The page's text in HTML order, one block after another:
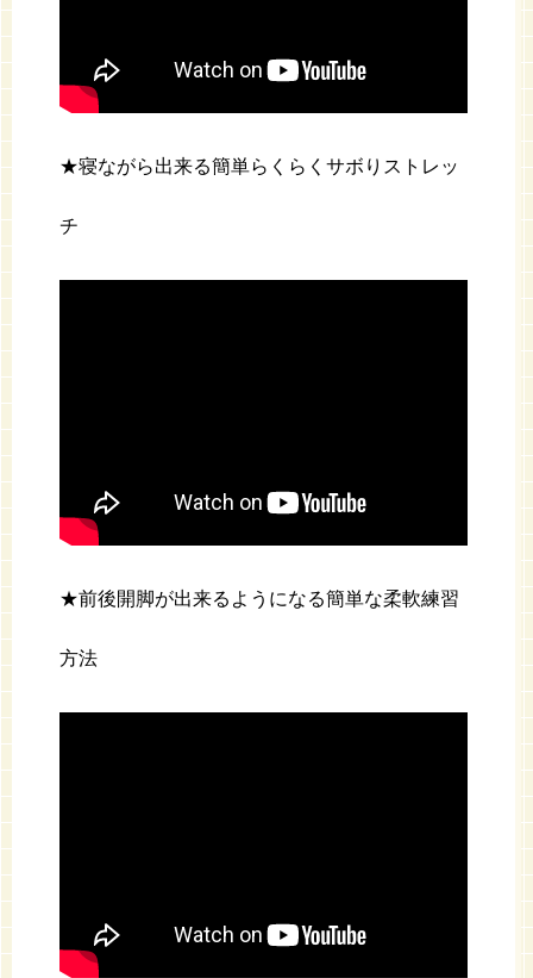
★寝ながら出来る簡単らくらくサボりストレッ
チ
★前後開脚が出来るようになる簡単な柔軟練習
方法